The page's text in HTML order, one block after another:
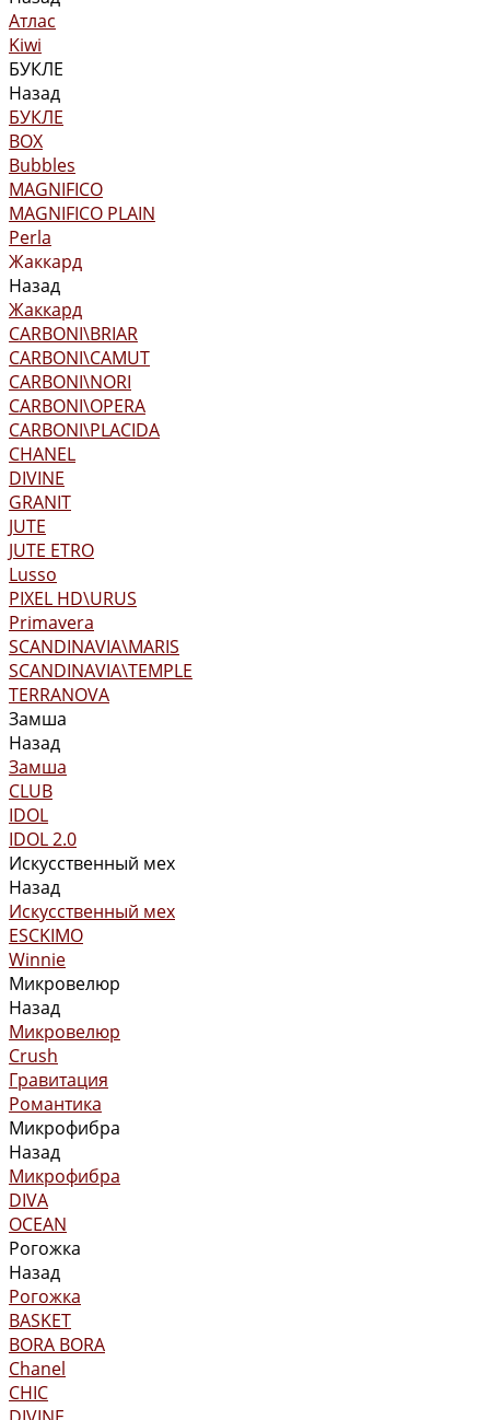
Атлас
Kiwi
БУКЛЕ
Назад
БУКЛЕ
BOX
Bubbles
MAGNIFICO
MAGNIFICO PLAIN
Perla
Жаккард
Назад
Жаккард
CARBONI\BRIAR
CARBONI\CAMUT
CARBONI\NORI
CARBONI\OPERA
CARBONI\PLACIDA
CHANEL
DIVINE
GRANIT
JUTE
JUTE ETRO
Lusso
PIXEL HD\URUS
Primavera
SCANDINAVIA\MARIS
SCANDINAVIA\TEMPLE
TERRANOVA
Замша
Назад
Замша
CLUB
IDOL
IDOL 2.0
Искусственный мех
Назад
Искусственный мех
ESCKIMO
Winnie
Микровелюр
Назад
Микровелюр
Crush
Гравитация
Романтика
Микрофибра
Назад
Микрофибра
DIVA
OCEAN
Рогожка
Назад
Рогожка
BASKET
BORA BORA
Chanel
CHIC